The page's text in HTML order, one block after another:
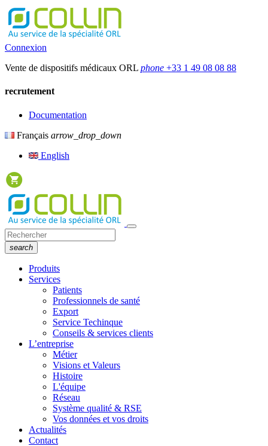
Connexion
Vente de dispositifs médicaux ORL phone +33 1 49 08 08 88
recrutement
Documentation
Français arrow_drop_down
English
search
Produits
Services
Patients
Professionnels de santé
Export
Service Techinque
Conseils & services clients
L’entreprise
Métier
Visions et Valeurs
Histoire
L'équipe
Réseau
Système qualité & RSE
Vos données et vos droits
Actualités
Contact